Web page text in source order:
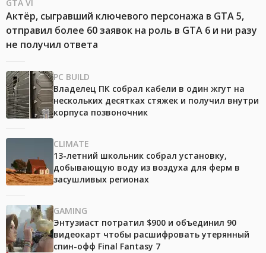
GTA VI
Актёр, сыгравший ключевого персонажа в GTA 5,
отправил более 60 заявок на роль в GTA 6 и ни разу
не получил ответа
PC BUILD
Владелец ПК собрал кабели в один жгут на
нескольких десятках стяжек и получил внутри
корпуса позвоночник
CLIMATE
13-летний школьник собрал установку,
добывающую воду из воздуха для ферм в
засушливых регионах
GAMING
Энтузиаст потратил $900 и объединил 90
видеокарт чтобы расшифровать утерянный
спин-офф Final Fantasy 7